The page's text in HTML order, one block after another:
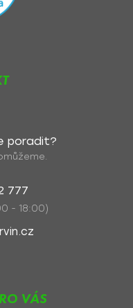
poradit?
777
- 18:00)
VÁS